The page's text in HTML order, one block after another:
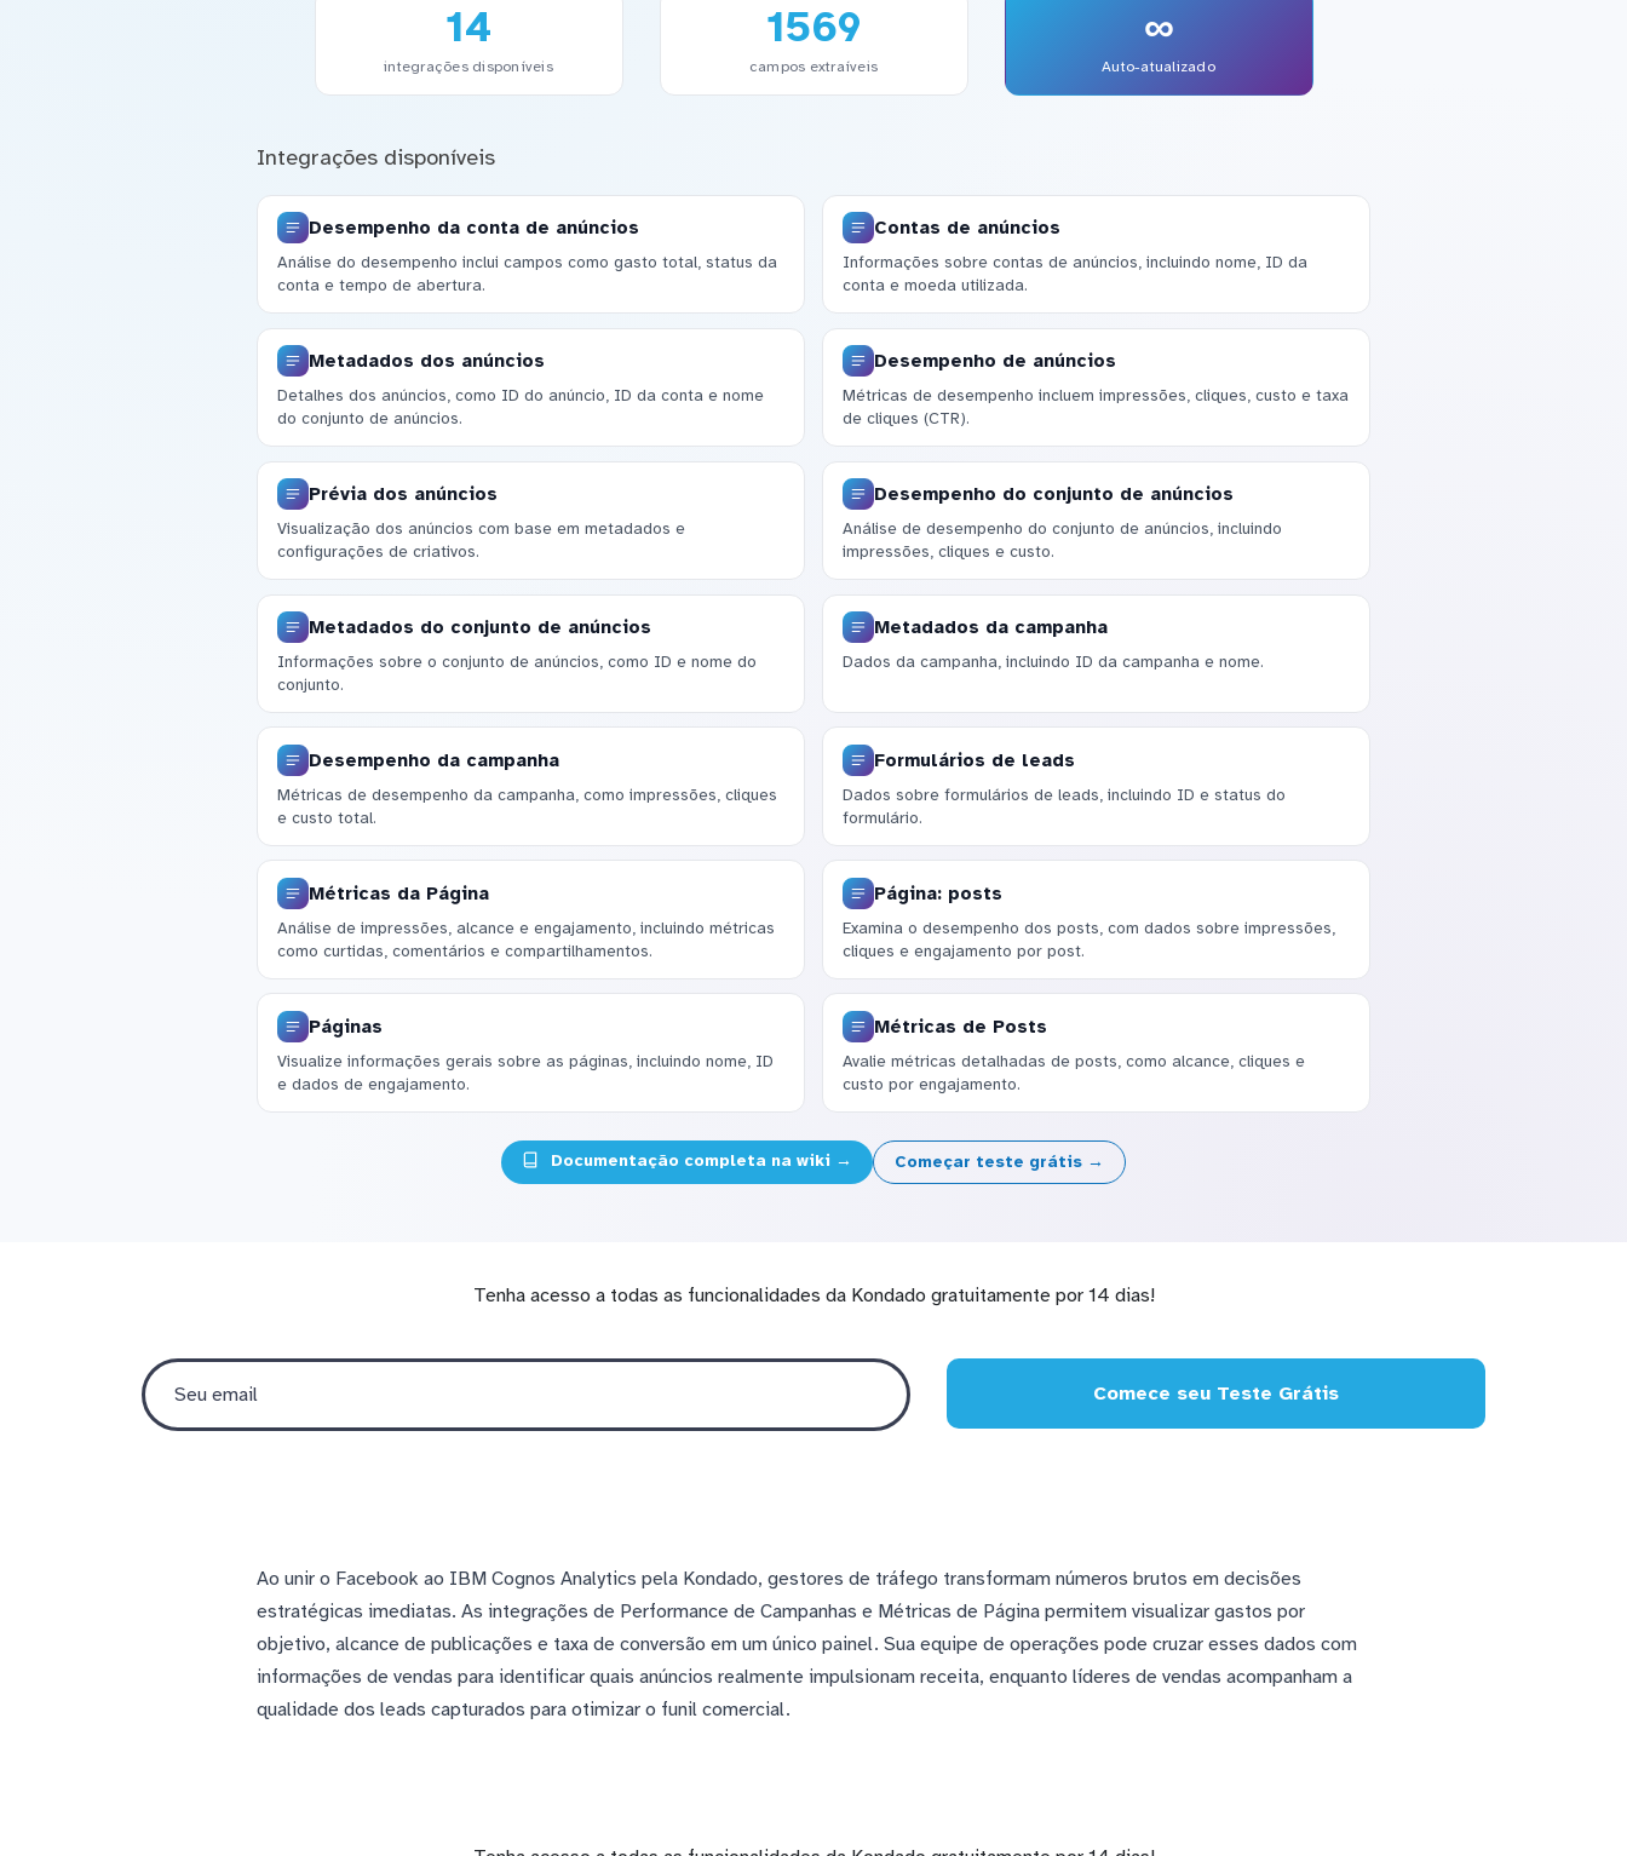
14
integrações disponíveis
1569
campos extraíveis
∞
Auto-atualizado
Integrações disponíveis
Desempenho da conta de anúncios
Análise do desempenho inclui campos como gasto total, status da
conta e tempo de abertura.
Contas de anúncios
Informações sobre contas de anúncios, incluindo nome, ID da
conta e moeda utilizada.
Metadados dos anúncios
Detalhes dos anúncios, como ID do anúncio, ID da conta e nome
do conjunto de anúncios.
Desempenho de anúncios
Métricas de desempenho incluem impressões, cliques, custo e taxa
de cliques (CTR).
Prévia dos anúncios
Visualização dos anúncios com base em metadados e
configurações de criativos.
Desempenho do conjunto de anúncios
Análise de desempenho do conjunto de anúncios, incluindo
impressões, cliques e custo.
Metadados do conjunto de anúncios
Informações sobre o conjunto de anúncios, como ID e nome do
conjunto.
Metadados da campanha
Dados da campanha, incluindo ID da campanha e nome.
Desempenho da campanha
Métricas de desempenho da campanha, como impressões, cliques
e custo total.
Formulários de leads
Dados sobre formulários de leads, incluindo ID e status do
formulário.
Métricas da Página
Análise de impressões, alcance e engajamento, incluindo métricas
como curtidas, comentários e compartilhamentos.
Página: posts
Examina o desempenho dos posts, com dados sobre impressões,
cliques e engajamento por post.
Páginas
Visualize informações gerais sobre as páginas, incluindo nome, ID
e dados de engajamento.
Métricas de Posts
Avalie métricas detalhadas de posts, como alcance, cliques e
custo por engajamento.
Documentação completa na wiki → Começar teste grátis →
Tenha acesso a todas as funcionalidades da Kondado gratuitamente por 14 dias!
Comece seu Teste Grátis
Ao unir o Facebook ao IBM Cognos Analytics pela Kondado, gestores de tráfego transformam números brutos em decisões
estratégicas imediatas. As integrações de Performance de Campanhas e Métricas de Página permitem visualizar gastos por
objetivo, alcance de publicações e taxa de conversão em um único painel. Sua equipe de operações pode cruzar esses dados com
informações de vendas para identificar quais anúncios realmente impulsionam receita, enquanto líderes de vendas acompanham a
qualidade dos leads capturados para otimizar o funil comercial.